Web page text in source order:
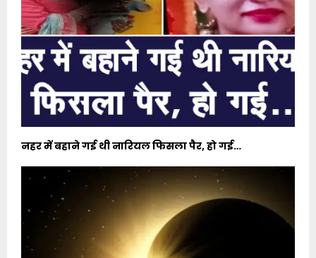
नहर में बहाने गई थी नारियल फिसला पैर, हो गई…